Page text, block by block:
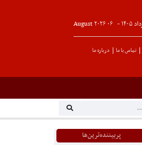
۰۶August۲۰۲۶
تماس با ما درباره ما
پربیننده‌ترین‌ها